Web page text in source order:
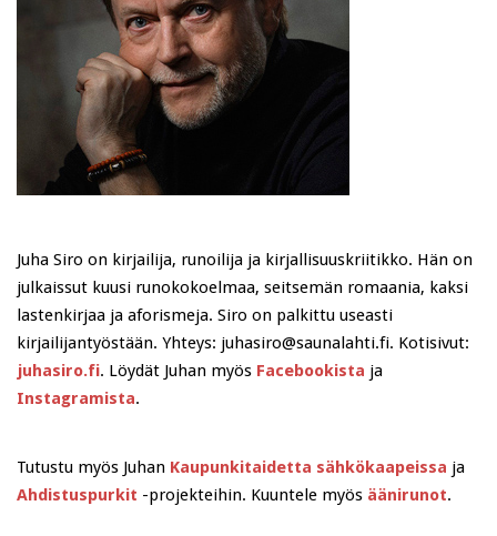
Juha Siro on kirjailija, runoilija ja kirjallisuuskriitikko. Hän on
julkaissut kuusi runokokoelmaa, seitsemän romaania, kaksi
lastenkirjaa ja aforismeja. Siro on palkittu useasti
kirjailijantyöstään. Yhteys: juhasiro@saunalahti.fi. Kotisivut:
juhasiro.fi. Löydät Juhan myös Facebookista ja
Instagramista.
Tutustu myös Juhan Kaupunkitaidetta sähkökaapeissa ja
Ahdistuspurkit -projekteihin. Kuuntele myös äänirunot.